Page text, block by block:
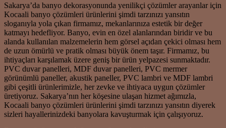
Sakarya’da banyo dekorasyonunda yenilikçi çözümler arayanlar için
Kocaali banyo çözümleri ürünlerini şimdi tarzınızı yansıtın
sloganıyla yola çıkan firmamız, mekanlarınıza estetik bir değer
katmayı hedefliyor. Banyo, evin en özel alanlarından biridir ve bu
alanda kullanılan malzemelerin hem görsel açıdan çekici olması hem
de uzun ömürlü ve pratik olması büyük önem taşır. Firmamız, bu
ihtiyaçları karşılamak üzere geniş bir ürün yelpazesi sunmaktadır.
PVC duvar panelleri, MDF duvar panelleri, PVC mermer
görünümlü paneller, akustik paneller, PVC lambri ve MDF lambri
gibi çeşitli ürünlerimizle, her zevke ve ihtiyaca uygun çözümler
üretiyoruz. Sakarya’nın her köşesine ulaşan hizmet ağımızla,
Kocaali banyo çözümleri ürünlerini şimdi tarzınızı yansıtın diyerek
sizleri hayallerinizdeki banyolara kavuşturmak için çalışıyoruz.